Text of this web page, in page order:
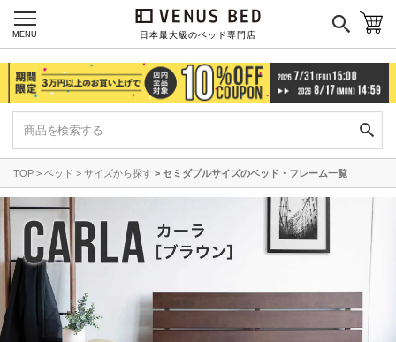
日本最大級のベッド専門店
MENU
TOP ベッド サイズから探す セミダブルサイズのベッド・フレーム一覧